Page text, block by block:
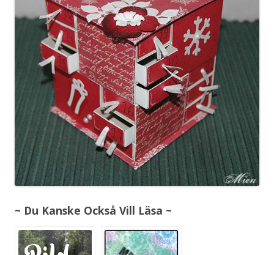
~ Du Kanske Också Vill Läsa ~